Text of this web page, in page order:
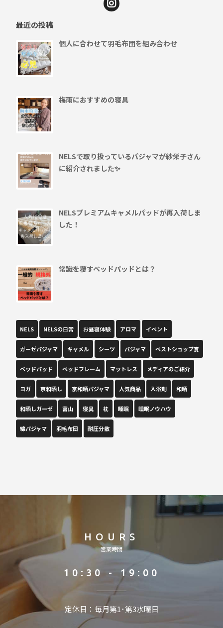
最近の投稿
個人に合わせて羽毛布団を組み合わせ
梅雨におすすめの寝具
NELSで取り扱っているパジャマが紗栄子さん
に紹介されました✨
NELSプレミアムキャメルパッドが再入荷しま
した！
常識を覆すベッドパッドとは？
NELS NELSの日常 お昼寝体験 アロマ イベント
ガーゼパジャマ キャメル シーツ パジャマ ベストショップ賞
ベッドパッド ベッドフレーム マットレス メディアのご紹介
ヨガ 京和晒し 京和晒パジャマ 人気商品 入浴剤 和晒
和晒しガーゼ 富山 寝具 枕 睡眠 睡眠ノウハウ
綿パジャマ 羽毛布団 耐圧分散
HOURS
営業時間
10:30 - 19:00
定休日：毎月第1･第3水曜日